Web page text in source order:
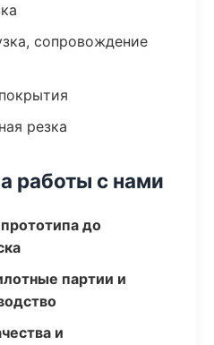
сопровождение
резка
работы с нами
до
партии и
и